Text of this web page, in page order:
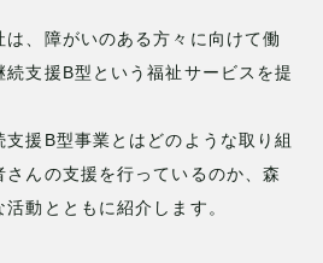
、障がいのある方々に向けて働
続支援B型という福祉サービスを提
援B型事業とはどのような取り組
んの支援を行っているのか、森
動とともに紹介します。